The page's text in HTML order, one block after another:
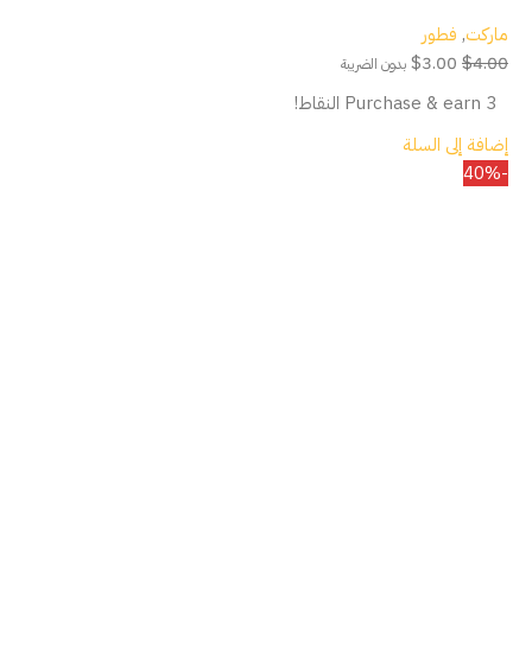
ماركت, فطور
$4.00
$3.00 بدون الضريبة
Purchase & earn 3 النقاط!
إضافة إلى السلة
-40%